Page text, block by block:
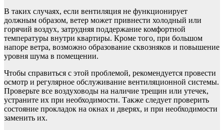
В таких случаях, если вентиляция не функционирует
должным образом, ветер может привнести холодный или
горячий воздух, затрудняя поддержание комфортной
температуры внутри квартиры. Кроме того, при большом
напоре ветра, возможно образование сквозняков и повышение
уровня шума в помещении.
Чтобы справиться с этой проблемой, рекомендуется провести
осмотр и регулярное обслуживание вентиляционной системы.
Проверьте все воздуховоды на наличие трещин или утечек,
устраните их при необходимости. Также следует проверить
состояние прокладок на окнах и дверях, и при необходимости
заменить их.